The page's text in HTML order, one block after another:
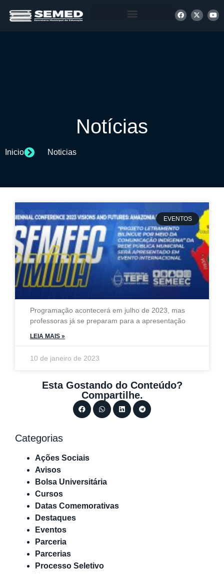
Notícias
Inicio Noticias
EVENTOS
Programação acontecerá em julho de 2023, mas
professoras já se preparam para a apresentação
LEIA MAIS »
10 de janeiro de 2023
Esta Gostando do Conteúdo?
Compartilhe.
Categorias
Ações Sociais
Avisos
Bolsa Universitária
Cursos
Datas Comemorativas
Destaques
Eventos
Parceria
Parcerias
Processo Seletivo